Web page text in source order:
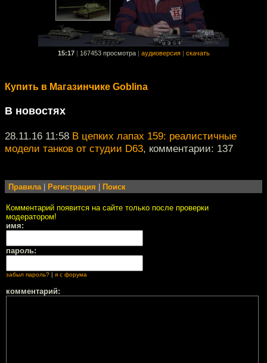
15:17 167453 просмотра аудиоверсия скачать
Купить в Магазинчике Goblina
В новостях
28.11.16 11:58 В цепких лапах 159: реалистичные
модели танков от студии D63, комментарии: 137
Правила| Регистрация Поиск
Комментарий появится на сайте только после проверки
модератором!
имя:
пароль:
забыл пароль? я с форума
комментарий: